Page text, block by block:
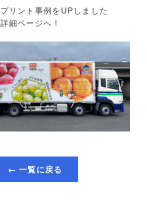
リント事例をUPしました
細ページへ！
← 一覧に戻る